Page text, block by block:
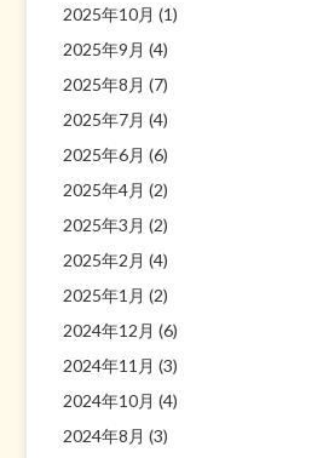
2025年10月 (1)
2025年9月 (4)
2025年8月 (7)
2025年7月 (4)
2025年6月 (6)
2025年4月 (2)
2025年3月 (2)
2025年2月 (4)
2025年1月 (2)
2024年12月 (6)
2024年11月 (3)
2024年10月 (4)
2024年8月 (3)